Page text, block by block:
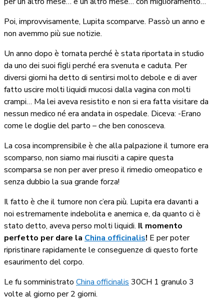
Poi, improvvisamente, Lupita scomparve. Passò un anno e
non avemmo più sue notizie.
Un anno dopo è tornata perché è stata riportata in studio
da uno dei suoi figli perché era svenuta e caduta. Per
diversi giorni ha detto di sentirsi molto debole e di aver
fatto uscire molti liquidi mucosi dalla vagina con molti
crampi… Ma lei aveva resistito e non si era fatta visitare da
nessun medico né era andata in ospedale. Diceva: -Erano
come le doglie del parto – che ben conosceva.
La cosa incomprensibile è che alla palpazione il tumore era
scomparso, non siamo mai riusciti a capire questa
scomparsa se non per aver preso il rimedio omeopatico e
senza dubbio la sua grande forza!
Il fatto è che il tumore non c’era più. Lupita era davanti a
noi estremamente indebolita e anemica e, da quanto ci è
stato detto, aveva perso molti liquidi. Il momento
perfetto per dare la China officinalis! E per poter
ripristinare rapidamente le conseguenze di questo forte
esaurimento del corpo.
Le fu somministrato China officinalis 30CH 1 granulo 3
volte al giorno per 2 giorni.